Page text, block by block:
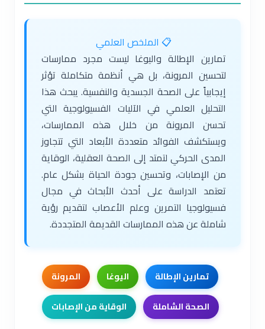
📋 الملخص العلمي
تمارين الإطالة واليوغا ليست مجرد ممارسات
لتحسين المرونة، بل هي أنظمة متكاملة تؤثر
إيجابياً على الصحة الجسدية والنفسية. يبحث هذا
التحليل العلمي في الآليات الفسيولوجية التي
تحسن المرونة من خلال هذه الممارسات،
ويستكشف الفوائد متعددة الأبعاد التي تتجاوز
المدى الحركي لتمتد إلى الصحة العقلية، الوقاية
من الإصابات، وتحسين جودة الحياة بشكل عام.
تعتمد الدراسة على أحدث الأبحاث في مجال
فسيولوجيا التمرين وعلم الأعصاب لتقديم رؤية
شاملة عن هذه الممارسات القديمة المتجددة.
تمارين الإطالة اليوغا
المرونة
الصحة الشاملة
الوقاية من الإصابات